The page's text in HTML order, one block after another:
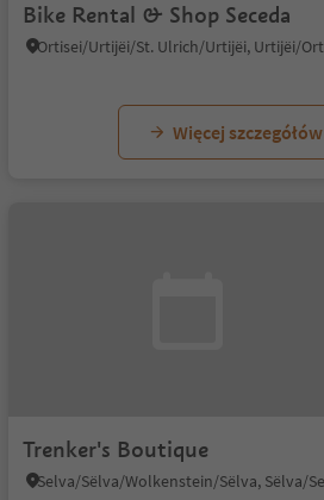
Bike Rental & Shop Seceda
Więcej szczegółów
Trenker's Boutique